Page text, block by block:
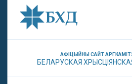
АФІЦЫЙНЫ САЙТ
БЕЛАРУСКАЯ